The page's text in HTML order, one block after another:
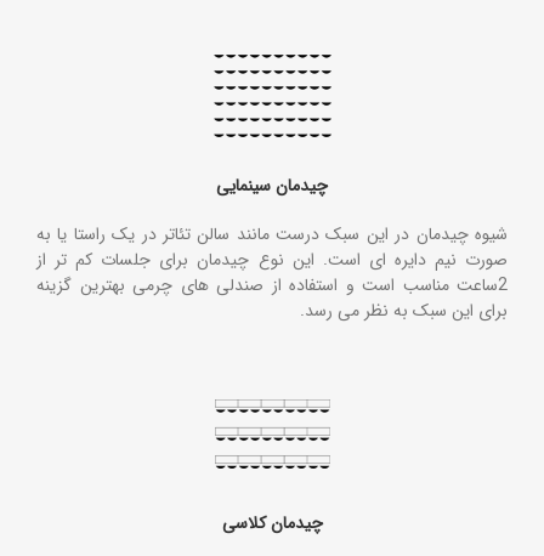
چیدمان سینمایی
شیوه چیدمان در این سبک درست مانند سالن تئاتر در یک راستا یا به
صورت نیم دایره ای است. این نوع چیدمان برای جلسات کم تر از
2ساعت مناسب است و استفاده از صندلی های چرمی بهترین گزینه
برای این سبک به نظر می رسد.
چیدمان کلاسی